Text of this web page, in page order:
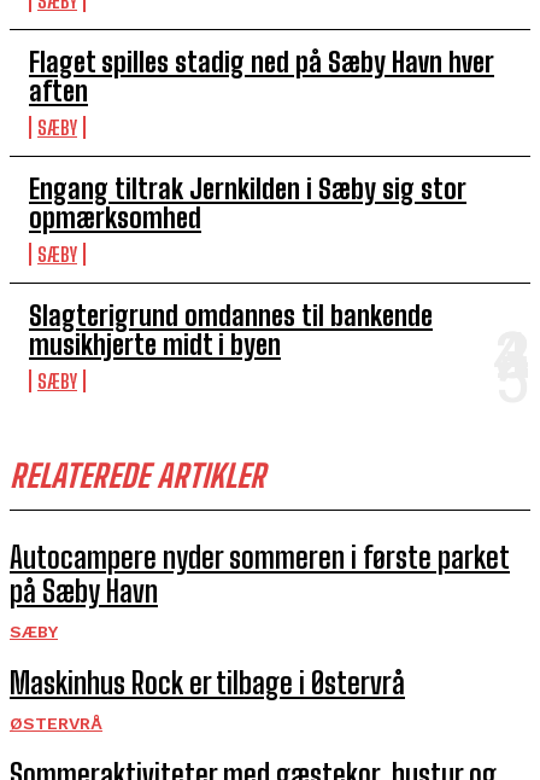
Flaget spilles stadig ned på Sæby Havn hver
aften
SÆBY
Engang tiltrak Jernkilden i Sæby sig stor
opmærksomhed
SÆBY
Slagterigrund omdannes til bankende
musikhjerte midt i byen
SÆBY
RELATEREDE ARTIKLER
Autocampere nyder sommeren i første parket
på Sæby Havn
SÆBY
Maskinhus Rock er tilbage i Østervrå
ØSTERVRÅ